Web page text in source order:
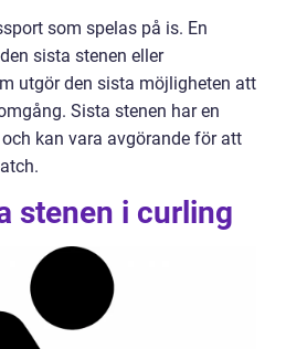
som spelas på is. En
sista stenen eller
utgör den sista möjligheten att
Sista stenen har en
kan vara avgörande för att
stenen i curling